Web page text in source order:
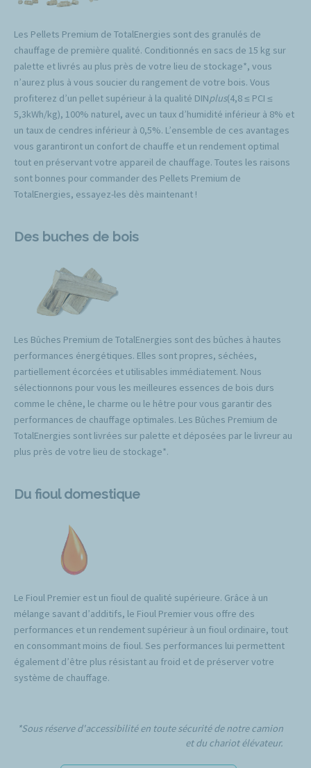
Les Pellets Premium de TotalEnergies sont des granulés de
chauffage de première qualité. Conditionnés en sacs de 15 kg sur
palette et livrés au plus près de votre lieu de stockage*, vous
n’aurez plus à vous soucier du rangement de votre bois. Vous
profiterez d’un pellet supérieur à la qualité DINplus(4,8 ≤ PCI ≤
5,3kWh/kg), 100% naturel, avec un taux d’humidité inférieur à 8% et
un taux de cendres inférieur à 0,5%. L’ensemble de ces avantages
vous garantiront un confort de chauffe et un rendement optimal
tout en préservant votre appareil de chauffage. Toutes les raisons
sont bonnes pour commander des Pellets Premium de
TotalEnergies, essayez-les dès maintenant !
Des buches de bois
Les Bûches Premium de TotalEnergies sont des bûches à hautes
performances énergétiques. Elles sont propres, séchées,
partiellement écorcées et utilisables immédiatement. Nous
sélectionnons pour vous les meilleures essences de bois durs
comme le chêne, le charme ou le hêtre pour vous garantir des
performances de chauffage optimales. Les Bûches Premium de
TotalEnergies sont livrées sur palette et déposées par le livreur au
plus près de votre lieu de stockage*.
Du fioul domestique
Le Fioul Premier est un fioul de qualité supérieure. Grâce à un
mélange savant d’additifs, le Fioul Premier vous offre des
performances et un rendement supérieur à un fioul ordinaire, tout
en consommant moins de fioul. Ses performances lui permettent
également d’être plus résistant au froid et de préserver votre
système de chauffage.
*Sous réserve d'accessibilité en toute sécurité de notre camion
et du chariot élévateur.